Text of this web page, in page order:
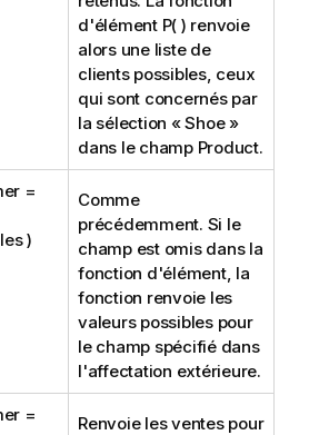
d'élément P( ) renvoie
alors une liste de
clients possibles, ceux
qui sont concernés par
la sélection «Shoe»
dans le champ Product.
=
)
Comme
précédemment. Si le
champ est omis dans la
fonction d'élément, la
fonction renvoie les
valeurs possibles pour
le champ spécifié dans
l'affectation extérieure.
=
Renvoie les ventes pour